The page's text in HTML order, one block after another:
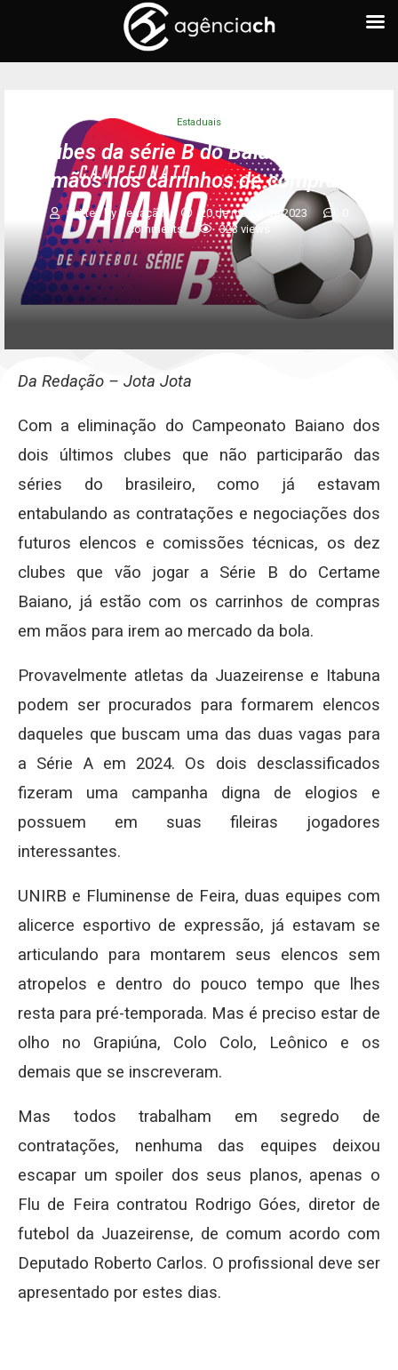
Estaduais
Clubes da série B do Baiano com as
mãos nos carrinhos de compras
written byRedação 20 de março de 2023
comments
323 views
Da Redação – Jota Jota
Com a eliminação do Campeonato Baiano dos
dois últimos clubes que não participarão das
séries do brasileiro, como já estavam
entabulando as contratações e negociações dos
futuros elencos e comissões técnicas, os dez
clubes que vão jogar a Série B do Certame
Baiano, já estão com os carrinhos de compras
em mãos para irem ao mercado da bola.
Provavelmente atletas da Juazeirense e Itabuna
podem ser procurados para formarem elencos
daqueles que buscam uma das duas vagas para
a Série A em 2024. Os dois desclassificados
fizeram uma campanha digna de elogios e
possuem em suas fileiras jogadores
interessantes.
UNIRB e Fluminense de Feira, duas equipes com
alicerce esportivo de expressão, já estavam se
articulando para montarem seus elencos sem
atropelos e dentro do pouco tempo que lhes
resta para pré-temporada. Mas é preciso estar de
olho no Grapiúna, Colo Colo, Leônico e os
demais que se inscreveram.
Mas todos trabalham em segredo de
contratações, nenhuma das equipes deixou
escapar um spoiler dos seus planos, apenas o
Flu de Feira contratou Rodrigo Góes, diretor de
futebol da Juazeirense, de comum acordo com
Deputado Roberto Carlos. O profissional deve ser
apresentado por estes dias.